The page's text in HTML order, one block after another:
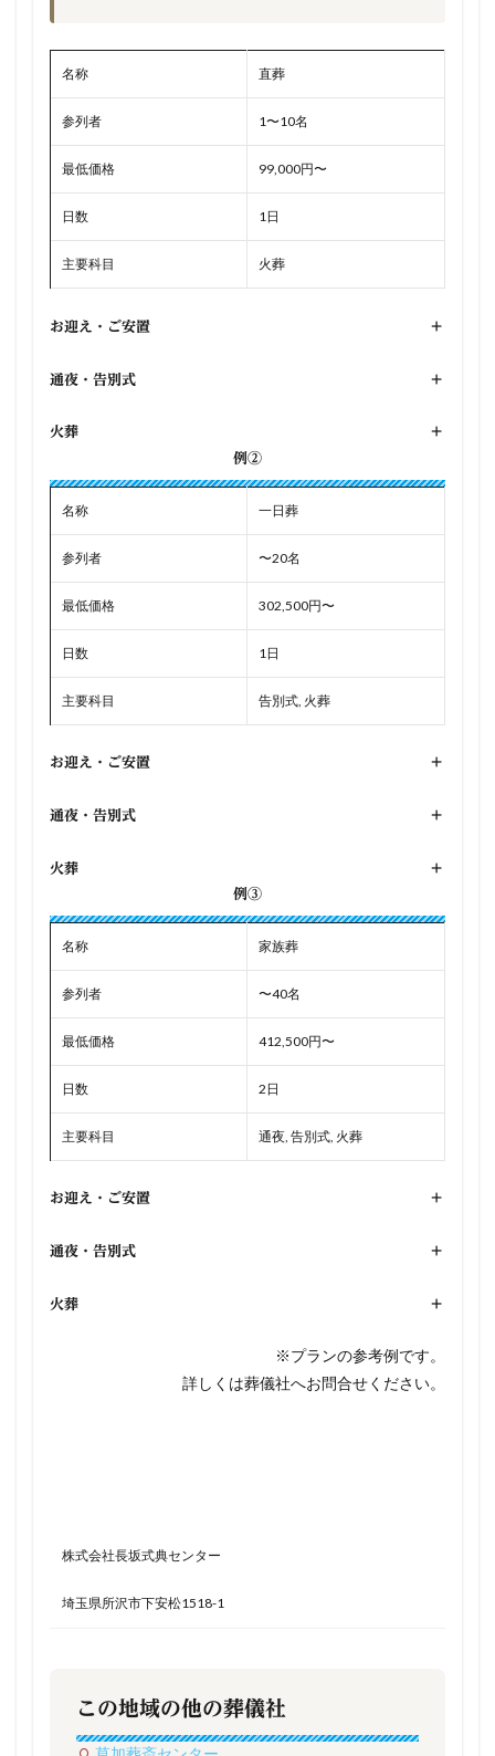
名称 直葬
参列者 1〜10名
最低価格 99,000円〜
日数 1日
主要科目 火葬
お迎え・ご安置 +
通夜・告別式 +
火葬
+
例②
名称 一日葬
参列者 〜20名
最低価格 302,500円〜
日数 1日
主要科目 告別式, 火葬
お迎え・ご安置 +
通夜・告別式 +
火葬
+
例③
名称 家族葬
参列者 〜40名
最低価格 412,500円〜
日数 2日
主要科目 通夜, 告別式, 火葬
お迎え・ご安置 +
通夜・告別式 +
火葬 +
※プランの参考例です。
詳しくは葬儀社へお問合せください。
株式会社長坂式典センター
埼玉県所沢市下安松1518-1
この地域の他の葬儀社